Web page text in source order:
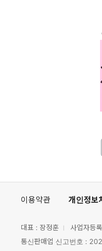
이용약관 개인정보
대표 : 장정훈 사업자등
통신판매업 신고번호 :